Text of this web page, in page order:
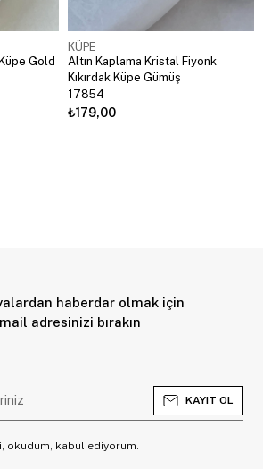
Gold
KÜPE
Altın Kaplama Kristal Fiyonk
Kıkırdak Küpe Gümüş
17854
₺179,00
haberdar olmak için
adresinizi bırakın
KAYIT OL
okudum, kabul ediyorum.